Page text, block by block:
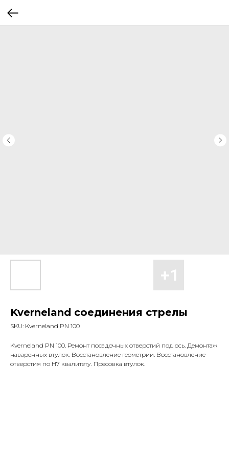
Kverneland соединения стрелы
SKU: Kverneland PN 100
Kverneland PN 100. Ремонт посадочных отверстий под ось. Демонтаж
наваренных втулок. Восстановление геометрии. Восстановление
отверстия по Н7 квалитету. Пресовка втулок.